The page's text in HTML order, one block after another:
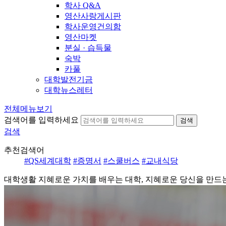
학사 Q&A
영산사랑게시판
학사운영건의함
영산마켓
분실 · 습득물
숙박
카풀
대학발전기금
대학뉴스레터
전체메뉴보기
검색어를 입력하세요
검색
검색
추천검색어
#QS세계대학 #증명서 #스쿨버스 #교내식당
대학생활 지혜로운 가치를 배우는 대학, 지혜로운 당신을 만드